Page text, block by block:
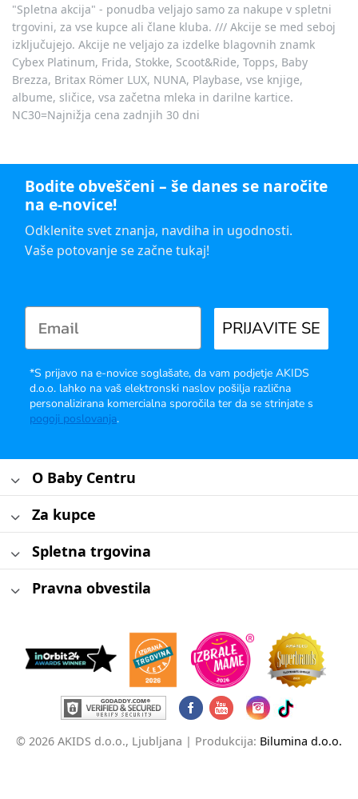
"Spletna akcija" - ponudba veljajo samo za nakupe v spletni
trgovini, za vse kupce ali člane kluba. /// Akcije se med seboj
izključujejo. Akcije ne veljajo za izdelke blagovnih znamk
Cybex Platinum, Frida, Stokke, Scoot&Ride, Topps, Baby
Brezza, Britax Römer LUX, NUNA, Playbase, vse knjige,
albume, sličice, vsa začetna mleka in darilne kartice.
NC30=Najnižja cena zadnjih 30 dni
Bodite obveščeni – še danes se naročite
na e-novice!
Odklenite svet znanja, navdiha in ugodnosti.
Vaše potovanje se začne tukaj!
PRIJAVITE SE
*S prijavo na e-novice soglašate, da vam podjetje AKIDS
d.o.o. lahko na vaš elektronski naslov pošilja različna
personalizirana komercialna sporočila ter da se strinjate s
pogoji poslovanja.
O Baby Centru
Za kupce
Spletna trgovina
Pravna obvestila
© 2026 AKIDS d.o.o., Ljubljana | Produkcija: Bilumina d.o.o.